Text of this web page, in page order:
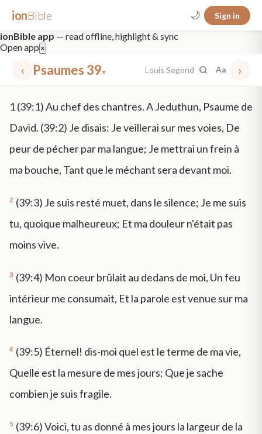
ionBible 🌙 Sign in
ionBible app — read offline, highlight & sync
Open app ×
‹ Psaumes 39▾ Louis Segond Aa ›
mt 5 nt faith "peace that passeth" grace -law
1(39:1) Au chef des chantres. A Jeduthun, Psaume de
David. (39:2) Je disais: Je veillerai sur mes voies, De
peur de pécher par ma langue; Je mettrai un frein à
ma bouche, Tant que le méchant sera devant moi.
2 (39:3) Je suis resté muet, dans le silence; Je me suis
tu, quoique malheureux; Et ma douleur n'était pas
moins vive.
3 (39:4) Mon coeur brûlait au dedans de moi, Un feu
intérieur me consumait, Et la parole est venue sur ma
langue.
4 (39:5) Éternel! dis-moi quel est le terme de ma vie,
Quelle est la mesure de mes jours; Que je sache
combien je suis fragile.
5 (39:6) Voici, tu as donné à mes jours la largeur de la